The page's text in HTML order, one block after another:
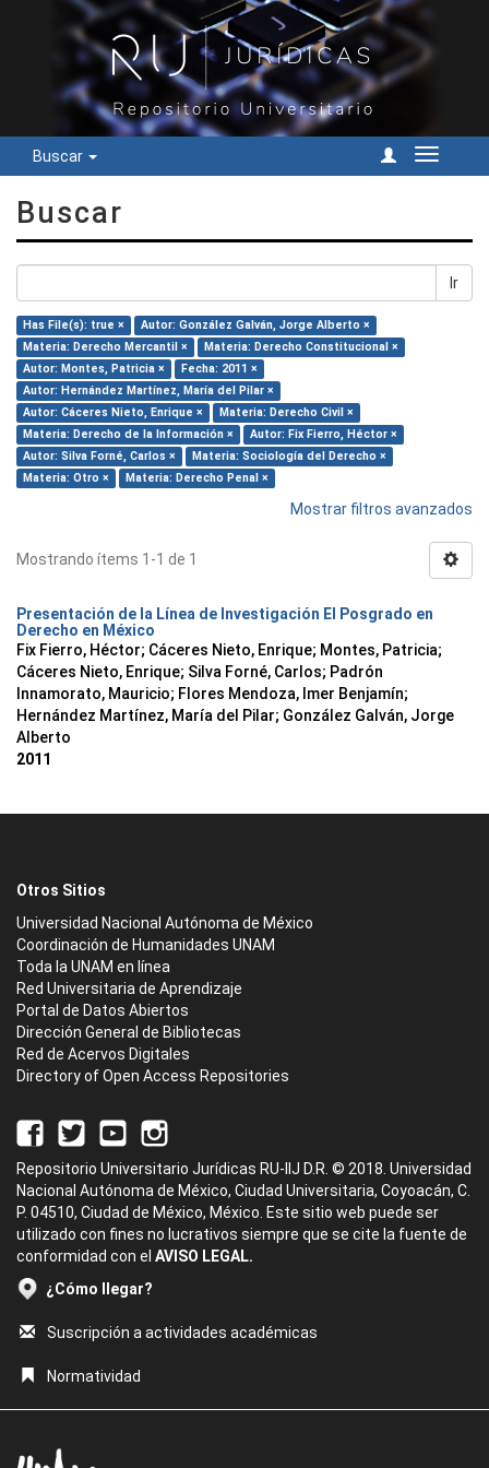
Buscar
Cambiar
Buscar
Ir
Has File(s): true ×
Autor: González Galván, Jorge Alberto ×
Materia: Derecho Mercantil ×
Materia: Derecho Constitucional ×
Autor: Montes, Patricia ×
Fecha: 2011 ×
Autor: Hernández Martínez, María del Pilar ×
Autor: Cáceres Nieto, Enrique ×
Materia: Derecho Civil ×
Materia: Derecho de la Información ×
Autor: Fix Fierro, Héctor ×
Autor: Silva Forné, Carlos ×
Materia: Sociología del Derecho ×
Materia: Otro ×
Materia: Derecho Penal ×
Mostrar filtros avanzados
Mostrando ítems 1-1 de 1
Presentación de la Línea de Investigación El Posgrado en
Derecho en México
Fix Fierro, Héctor; Cáceres Nieto, Enrique; Montes, Patricia;
Cáceres Nieto, Enrique; Silva Forné, Carlos; Padrón
Innamorato, Mauricio; Flores Mendoza, Imer Benjamín;
Hernández Martínez, María del Pilar; González Galván, Jorge
Alberto
2011
Otros Sitios
Universidad Nacional Autónoma de México
Coordinación de Humanidades UNAM
Toda la UNAM en línea
Red Universitaria de Aprendizaje
Portal de Datos Abiertos
Dirección General de Bibliotecas
Red de Acervos Digitales
Directory of Open Access Repositories
Repositorio Universitario Jurídicas RU-IIJ D.R. © 2018. Universidad
Nacional Autónoma de México, Ciudad Universitaria, Coyoacán, C.
P. 04510, Ciudad de México, México. Este sitio web puede ser
utilizado con fines no lucrativos siempre que se cite la fuente de
conformidad con el AVISO LEGAL.
¿Cómo llegar?
Suscripción a actividades académicas
Normatividad